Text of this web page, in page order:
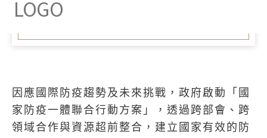
迎參考！
因應國際防疫趨勢及未來挑戰，政府啟動「國
家防疫一體聯合行動方案」，透過跨部會、跨
領域合作與資源超前整合，建立國家有效的防